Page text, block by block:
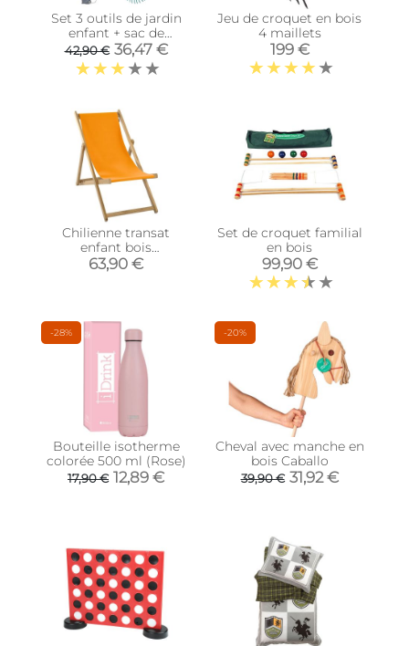
Set 3 outils de jardin
enfant + sac de
transport (Pelle + balai
+ râteau)
42,90 € 36,47 €
Jeu de croquet en bois
4 maillets
199 €
Chilienne transat
enfant bois
d'eucalyptus tissu 100%
coton Elvas (Orange)
63,90 €
Set de croquet familial
en bois
99,90 €
-28%
Bouteille isotherme
colorée 500 ml (Rose)
17,90 € 12,89 €
-20%
Cheval avec manche en
bois Caballo
39,90 € 31,92 €